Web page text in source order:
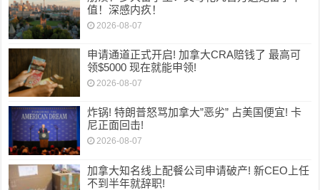
值！深感内疚！
2026-08-07
申请通道正式开启! 加拿大CRA赔钱了 最高可
领$5000 现在就能申领!
2026-08-07
炸锅! 特朗普怒骂加拿大”恶劣” 占美国便宜! 卡
尼正面回击!
2026-08-07
加拿大知名线上配餐公司申请破产! 新CEO上任
不到半年就辞职!